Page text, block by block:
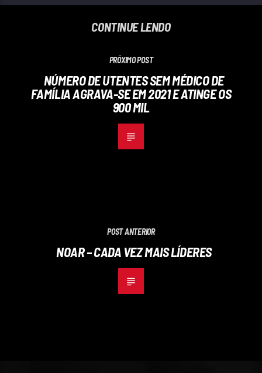
CONTINUE LENDO
PRÓXIMO POST
NÚMERO DE UTENTES SEM MÉDICO DE
FAMÍLIA AGRAVA-SE EM 2021 E ATINGE OS
900 MIL
POST ANTERIOR
NOAR – CADA VEZ MAIS LÍDERES